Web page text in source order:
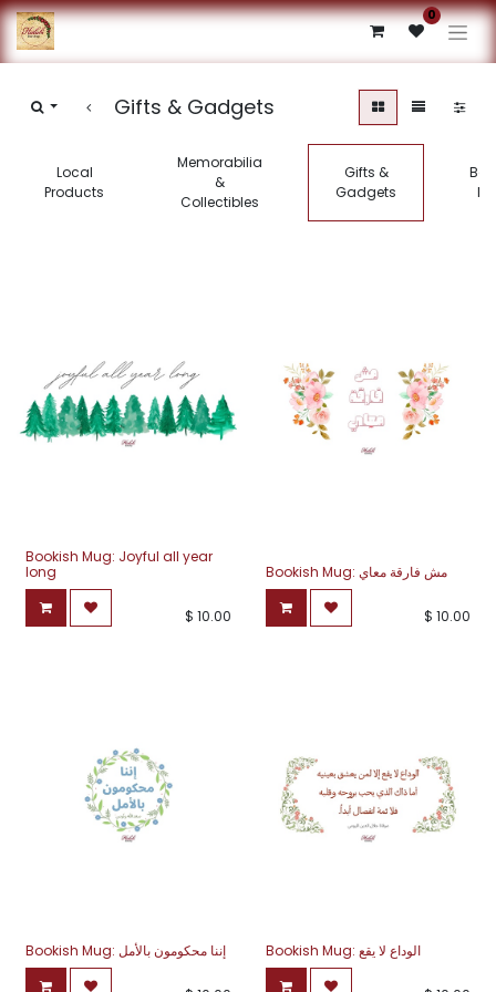
0
Gifts & Gadgets
Local
Products
Memorabilia
&
Collectibles
Gifts &
Gadgets
Bookish Mug: Joyful all year
long
$ 10.00
Bookish Mug: مش فارقة معاي
$ 10.00
Bookish Mug: إننا محكومون بالأمل Bookish Mug: الوداع لا يقع